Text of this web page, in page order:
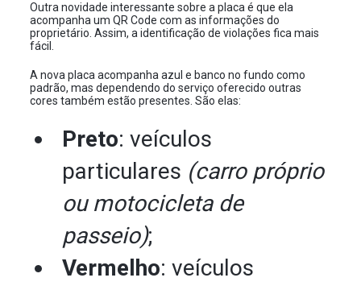
Outra novidade interessante sobre a placa é que ela
acompanha um QR Code com as informações do
proprietário. Assim, a identificação de violações fica mais
fácil.
A nova placa acompanha azul e banco no fundo como
padrão, mas dependendo do serviço oferecido outras
cores também estão presentes. São elas:
Preto: veículos
particulares (carro próprio
ou motocicleta de
passeio);
Vermelho: veículos